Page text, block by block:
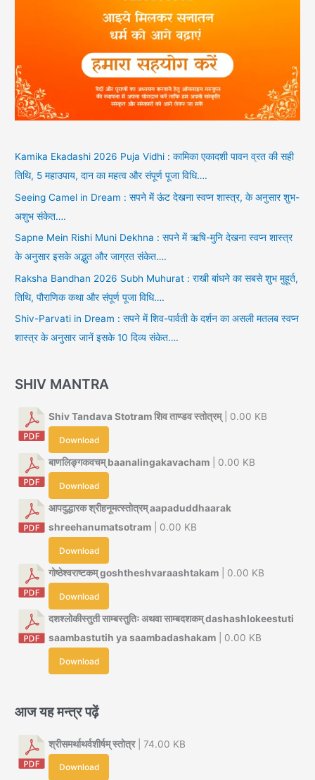
Kamika Ekadashi 2026 Puja Vidhi : कामिका एकादशी पावन व्रत की सही
तिथि, 5 महाउपाय, दान का महत्व और संपूर्ण पूजा विधि….
Seeing Camel in Dream : सपने में ऊंट देखना स्वप्न शास्त्र, के अनुसार शुभ-
अशुभ संकेत….
Sapne Mein Rishi Muni Dekhna : सपने में ऋषि-मुनि देखना स्वप्न शास्त्र
के अनुसार इसके अद्भुत और जाग्रत संकेत….
Raksha Bandhan 2026 Subh Muhurat : राखी बांधने का सबसे शुभ मुहूर्त,
तिथि, पौराणिक कथा और संपूर्ण पूजा विधि….
Shiv-Parvati in Dream : सपने में शिव-पार्वती के दर्शन का असली मतलब स्वप्न
शास्त्र के अनुसार जानें इसके 10 दिव्य संकेत….
SHIV MANTRA
Shiv Tandava Stotram शिव ताण्डव स्तोत्रम्| 0.00 KB
Download
बाणलिङ्गकवचम् baanalingakavacham | 0.00 KB
Download
आपदुद्धारक श्रीहनूमत्स्तोत्रम् aapaduddhaarak
shreehanumatsotram | 0.00 KB
Download
गोष्ठेश्वराष्टकम् goshtheshvaraashtakam | 0.00 KB
Download
दशश्लोकीस्तुती साम्बस्तुतिः अथवा साम्बदशकम् dashashlokeestuti
saambastutih ya saambadashakam | 0.00 KB
Download
आज यह मन्त्र पढ़ें
श्रीसमर्थाथर्वशीर्षम् स्तोत्र| 74.00 KB
Download